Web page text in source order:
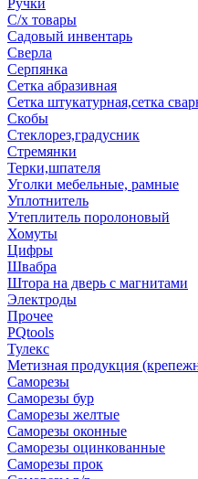
Ручки
С/х товары
Садовый инвентарь
Сверла
Серпянка
Сетка абразивная
Сетка штукатурная,сетка
Скобы
Стеклорез,градусник
Стремянки
Терки,шпателя
Уголки мебельные, рамные
Уплотнитель
Утеплитель поролоновый
Хомуты
Цифры
Швабра
Штора на дверь с магнитами
Электроды
Прочее
PQtools
Тулекс
Метизная продукция
Саморезы
Саморезы бур
Саморезы желтые
Саморезы оконные
Саморезы оцинкованные
Саморезы прок